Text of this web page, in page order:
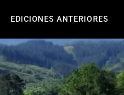
EDICIONES ANTERIORES